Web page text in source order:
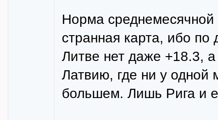
Норма
странная карта, ибо
Литве нет даже +18.3,
Латвию, где ни у одной
большем. Лишь Рига и